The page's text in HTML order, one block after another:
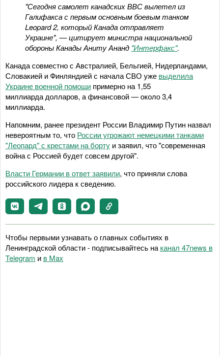
"Сегодня самолет канадских ВВС вылетел из
Галифакса с первым основным боевым танком
Leopard 2, который Канада отправляет
Украине", — цитирует министра национальной
обороны Канады Аниту Ананд "Интерфакс".
Канада совместно с Австралией, Бельгией, Нидерландами,
Словакией и Финляндией с начала СВО уже выделила
Украине военной помощи примерно на 1,55
миллиарда долларов, а финансовой — около 3,4
миллиарда.
Напомним, ранее президент России Владимир Путин назвал
невероятным то, что России угрожают немецкими танками
"Леопард" с крестами на борту и заявил, что "современная
война с Россией будет совсем другой".
Власти Германии в ответ заявили, что приняли слова
российского лидера к сведению.
Чтобы первыми узнавать о главных событиях в
Ленинградской области - подписывайтесь на канал 47news в
Telegram и в Maх